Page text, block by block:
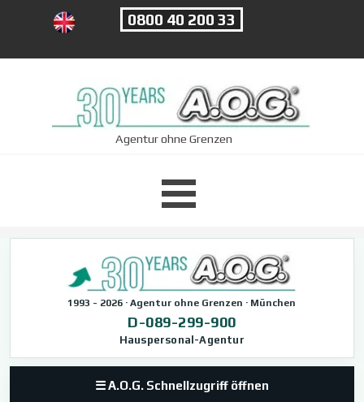
Direkt zum Seiteninhalt
0800 40 200 33
Agentur ohne Grenzen
1993 - 2026 · Agentur ohne Grenzen · München
D-089-299-900
Hauspersonal-Agentur
☰ A.O.G. Schnellzugriff öffnen